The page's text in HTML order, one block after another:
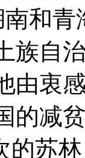
和
族自
由衷
的减
的苏